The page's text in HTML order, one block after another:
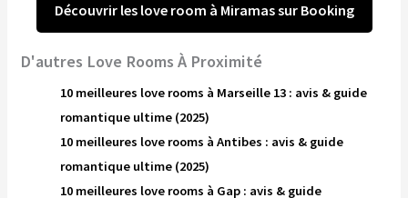
Découvrir les love room à Miramas sur Booking
D'autres Love Rooms À Proximité
10 meilleures love rooms à Marseille 13 : avis & guide
romantique ultime (2025)
10 meilleures love rooms à Antibes : avis & guide
romantique ultime (2025)
10 meilleures love rooms à Gap : avis & guide